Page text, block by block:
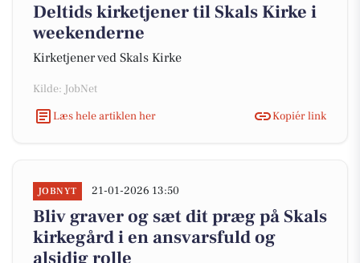
Deltids kirketjener til Skals Kirke i
weekenderne
Kirketjener ved Skals Kirke
Kilde: JobNet
Læs hele artiklen her
Kopiér link
JOBNYT 21-01-2026 13:50
Bliv graver og sæt dit præg på Skals
kirkegård i en ansvarsfuld og
alsidig rolle